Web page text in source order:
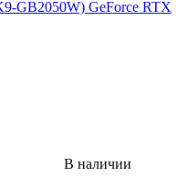
В наличии